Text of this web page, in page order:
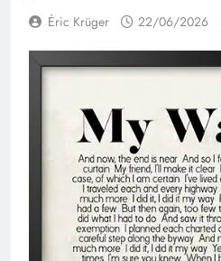
Éric Krüger 22/06/2026